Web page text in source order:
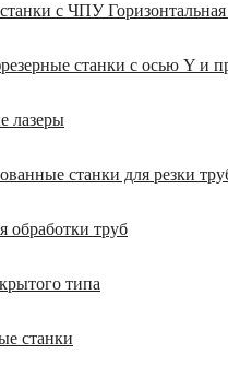
с ЧПУ
станки с осью Y и
лазеры
станки для резки
обработки труб
типа
станки